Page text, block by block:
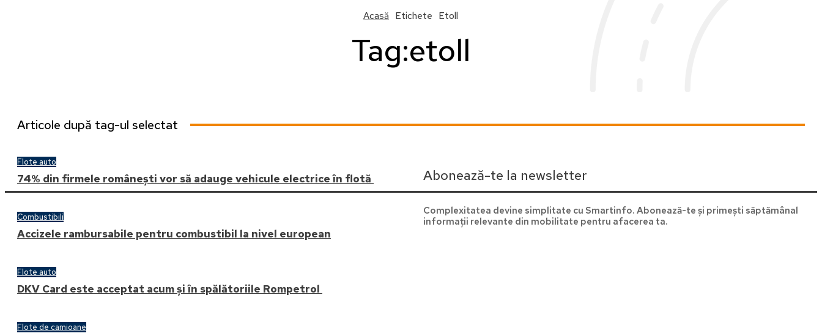
Acasă Etichete Etoll
Tag:etoll
Articole după tag-ul selectat
Flote auto
74% din firmele românești vor să adauge vehicule electrice în flotă
Combustibili
Accizele rambursabile pentru combustibil la nivel european
Flote auto
DKV Card este acceptat acum și în spălătoriile Rompetrol
Flote de camioane
Abonează-te la newsletter
Complexitatea devine simplitate cu Smartinfo. Abonează-te și primești săptămânal
informații relevante din mobilitate pentru afacerea ta.